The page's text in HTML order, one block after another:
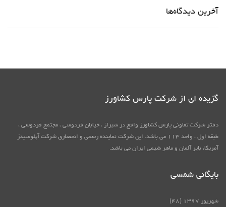
آخرین دیدگاه‌ها
گزیده ای از شرکت پارس کشاورز
دفتر شرکت تعاونی پارس کشاورز واقع در شبراز ، خیابان فردوسی ، مجتمع فردوسی ،
طبقه اول ، واحد ۱۱۳ می باشد. این شرکت نماینده رسمی و انحصاری شرکت آپلوسیدز
آمریکا، بایر آلمان و ماهر شیمی ایران می باشد.
بایگانی شمسی
شهریور ۱۳۹۷ (۴۸)